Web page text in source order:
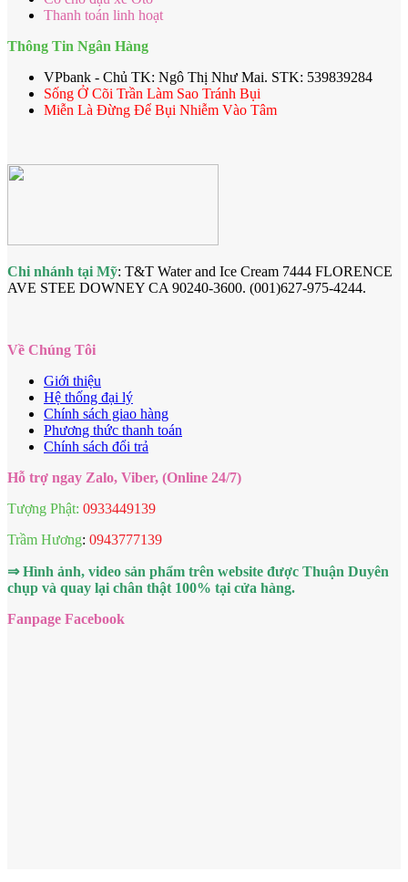
Thanh toán linh hoạt
Thông Tin Ngân Hàng
VPbank - Chủ TK: Ngô Thị Như Mai. STK: 539839284
Sống Ở Cõi Trần Làm Sao Tránh Bụi
Miễn Là Đừng Để Bụi Nhiễm Vào Tâm
Chi nhánh tại Mỹ: T&T Water and Ice Cream 7444 FLORENCE
AVE STEE DOWNEY CA 90240-3600. (001)627-975-4244.
Về Chúng Tôi
Giới thiệu
Hệ thống đại lý
Chính sách giao hàng
Phương thức thanh toán
Chính sách đổi trả
Hỗ trợ ngay Zalo, Viber, (Online 24/7)
Tượng Phật: 0933449139
Trầm Hương: 0943777139
⇒ Hình ảnh, video sản phẩm trên website được Thuận Duyên
chụp và quay lại chân thật 100% tại cửa hàng.
Fanpage Facebook